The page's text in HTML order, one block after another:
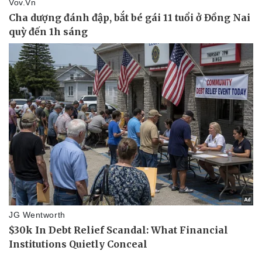
Pháp luật
Tin nóng
Tư vấn luật
Quân sự - Quốc phòng
Vũ khí
Việt Nam
Phân tích